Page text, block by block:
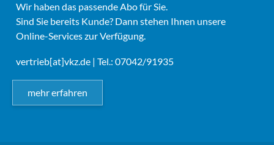
Wir haben das passende Abo für Sie.
Sind Sie bereits Kunde? Dann stehen Ihnen unsere
Online-Services zur Verfügung.
vertrieb[at]vkz.de | Tel.: 07042/91935
mehr erfahren